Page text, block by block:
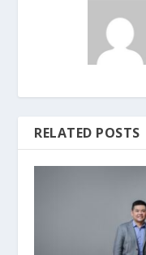
RELATED POSTS